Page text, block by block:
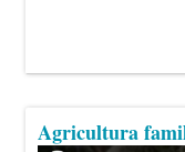
Agricultura